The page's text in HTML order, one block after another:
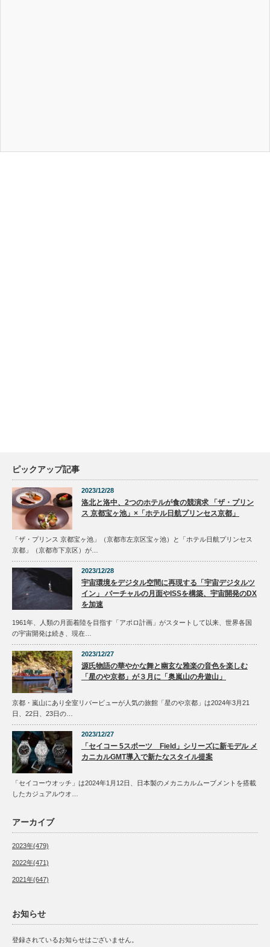
ピックアップ記事
2023/12/28
洛北と洛中、2つのホテルが食の競演求 「ザ・プリン
ス 京都宝ヶ池」×「ホテル日航プリンセス京都」
「ザ・プリンス 京都宝ヶ池」（京都市左京区宝ヶ池）と「ホテル日航プリンセス
京都」（京都市下京区）が…
2023/12/28
宇宙環境をデジタル空間に再現する「宇宙デジタルツ
イン」 バーチャルの月面やISSを構築、宇宙開発のDX
を加速
1961年、人類の月面着陸を目指す「アポロ計画」がスタートして以来、世界各国
の宇宙開発は続き、現在…
2023/12/27
源氏物語の華やかな舞と幽玄な雅楽の音色を楽しむ
「星のや京都」が３月に「奥嵐山の舟遊山」
京都・嵐山にあり全室リバービューが人気の旅館「星のや京都」は2024年3月21
日、22日、23日の…
2023/12/27
「セイコー 5スポーツ Field」シリーズに新モデル メ
カニカルGMT導入で新たなスタイル提案
「セイコーウオッチ」は2024年1月12日、日本製のメカニカルムーブメントを搭載
したカジュアルウオ…
アーカイブ
2023年(479)
2022年(471)
2021年(647)
お知らせ
登録されているお知らせはございません。